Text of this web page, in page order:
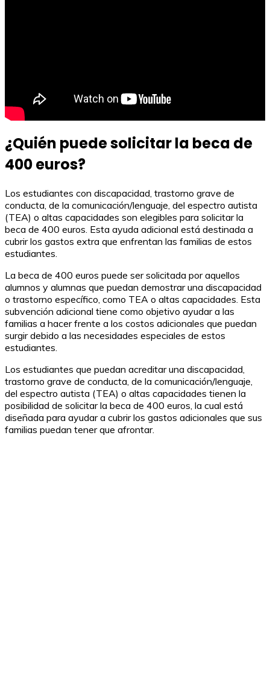
¿Quién puede solicitar la beca de
400 euros?
Los estudiantes con discapacidad, trastorno grave de
conducta, de la comunicación/lenguaje, del espectro autista
(TEA) o altas capacidades son elegibles para solicitar la
beca de 400 euros. Esta ayuda adicional está destinada a
cubrir los gastos extra que enfrentan las familias de estos
estudiantes.
La beca de 400 euros puede ser solicitada por aquellos
alumnos y alumnas que puedan demostrar una discapacidad
o trastorno específico, como TEA o altas capacidades. Esta
subvención adicional tiene como objetivo ayudar a las
familias a hacer frente a los costos adicionales que puedan
surgir debido a las necesidades especiales de estos
estudiantes.
Los estudiantes que puedan acreditar una discapacidad,
trastorno grave de conducta, de la comunicación/lenguaje,
del espectro autista (TEA) o altas capacidades tienen la
posibilidad de solicitar la beca de 400 euros, la cual está
diseñada para ayudar a cubrir los gastos adicionales que sus
familias puedan tener que afrontar.